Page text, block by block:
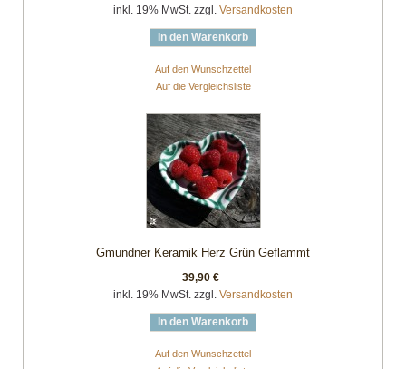
inkl. 19% MwSt. zzgl. Versandkosten
In den Warenkorb
Auf den Wunschzettel
Auf die Vergleichsliste
Gmundner Keramik Herz Grün Geflammt
39,90 €
inkl. 19% MwSt. zzgl. Versandkosten
In den Warenkorb
Auf den Wunschzettel